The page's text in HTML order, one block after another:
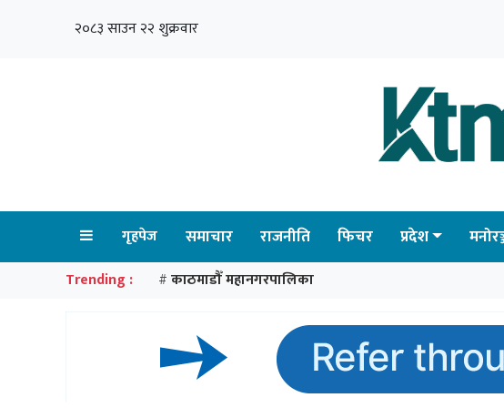
२०८३ साउन २२ शुक्रवार
गृहपेज समाचार राजनीति फिचर प्रदेश
Trending : # काठमाडौँ महानगरपालिका